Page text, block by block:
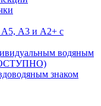
А5, А3 и А2+ с
водяным
знаком